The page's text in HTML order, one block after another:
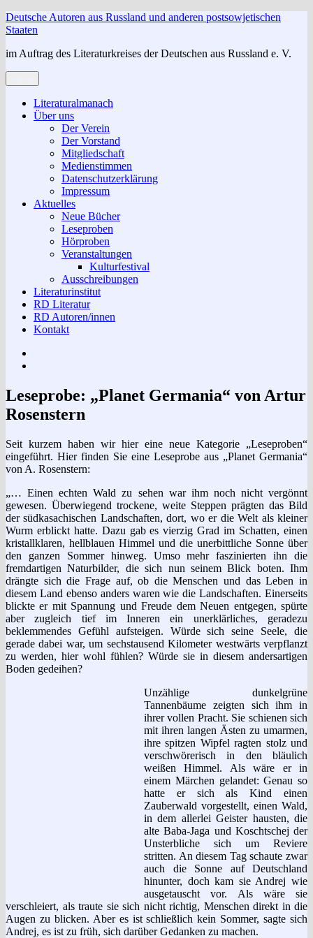
Zum
Inhalt
Deutsche Autoren aus Russland und anderen postsowjetischen
Staaten
im Auftrag des Literaturkreises der Deutschen aus Russland e. V.
Literaturalmanach
Über uns
Der Verein
Der Vorstand
Mitgliedschaft
Medienstimmen
Datenschutzerklärung
Impressum
Aktuelles
Neue Bücher
Leseproben
Hörproben
Veranstaltungen
Kulturfestival
Ausschreibungen
Literaturinstitut
RD Literatur
RD Autoren/innen
Kontakt
Leseprobe: „Planet Germania“ von Artur
Rosenstern
Seit kurzem haben wir hier eine neue Kategorie „Leseproben“
eingeführt. Hier finden Sie eine Leseprobe aus „Planet Germania“
von A. Rosenstern:
„… Einen echten Wald zu sehen war ihm noch nicht vergönnt
gewesen. Überwiegend trockene, weite Steppen prägten das Bild
der südkasachischen Landschaften, dort, wo er die Welt als kleiner
Wurm erblickt hatte. Dazu gab es vierzig Grad im Schatten, einen
kristallklaren, hellblauen Himmel und die unerbittliche Sonne über
den ganzen Sommer hinweg. Umso mehr faszinierten ihn die
fremdartigen Naturbilder, die sich nun seinem Blick boten. Ihm
drängte sich die Frage auf, ob die Menschen und das Leben in
diesem Land ebenso anders waren wie die Landschaften. Einerseits
blickte er mit Spannung und Freude dem Neuen entgegen, spürte
aber zugleich tief im Inneren ein unerklärliches, geradezu
beklemmendes Gefühl aufsteigen. Würde sich seine Seele, die
gerade dabei war, um sechstausend Kilometer westwärts verpflanzt
zu werden, hier wohl fühlen? Würde sie in diesem andersartigen
Boden gedeihen?
Unzählige dunkelgrüne
Tannenbäume zeigten sich ihm in
ihrer vollen Pracht. Sie schienen sich
mit ihren langen Ästen zu umarmen,
ihre spitzen Wipfel ragten stolz und
verschwörerisch in den bläulich
weißen Himmel. Als wäre er in
einem Märchen gelandet: Genau so
hatte er sich als Kind einen
Zauberwald vorgestellt, einen Wald,
in dem allerlei Geister hausten, die
alte Baba-Jaga und Koschtschej der
Unsterbliche sich um Reviere
stritten. An diesem Tag schaute zwar
auch die Sonne auf Deutschland
hinunter, doch kam sie Andrej wie
ausgetauscht vor. Als wäre sie
verschleiert, als traute sie sich nicht richtig, Menschen direkt in die
Augen zu blicken. Aber es ist schließlich kein Sommer, sagte sich
Andrej, es ist zu früh, sich darüber Gedanken zu machen.